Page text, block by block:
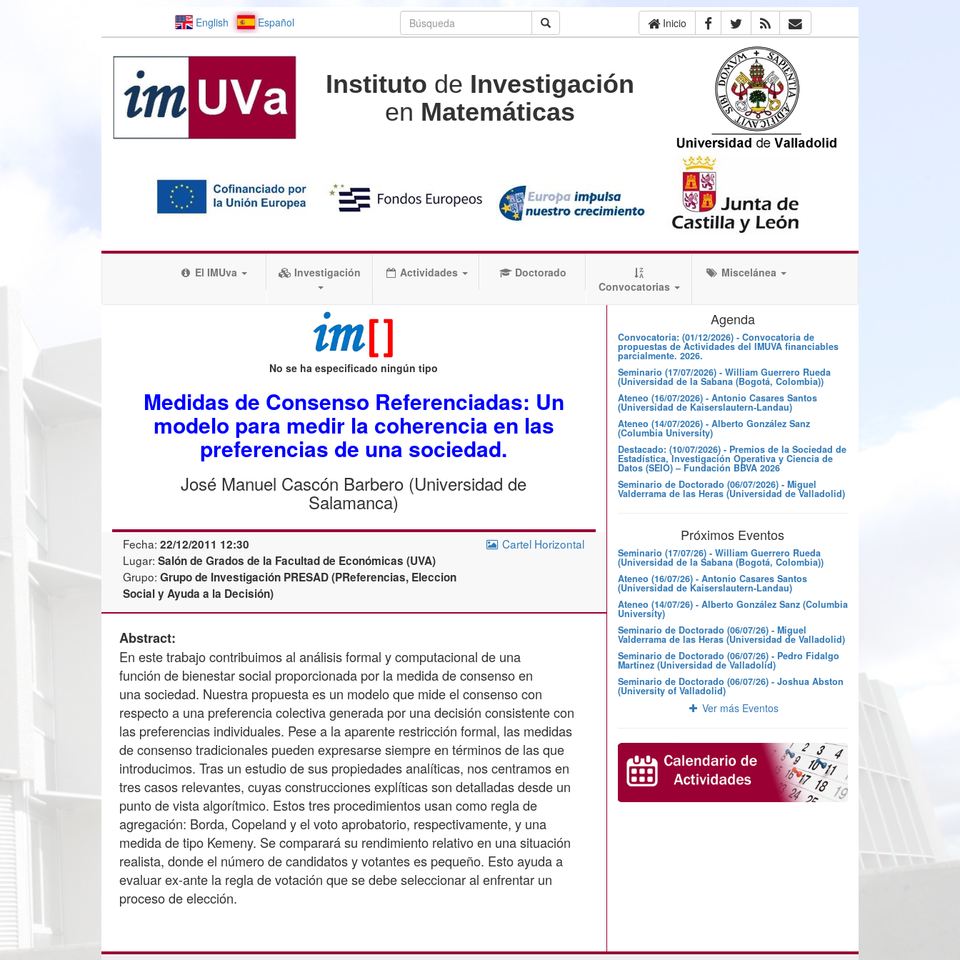
English Español Inicio
Instituto de Investigación
en Matemáticas
El IMUva Investigación Actividades
Doctorado
Convocatorias
Miscelánea
No se ha especificado ningún tipo
Medidas de Consenso Referenciadas: Un
modelo para medir la coherencia en las
preferencias de una sociedad.
José Manuel Cascón Barbero (Universidad de
Salamanca)
Fecha:22/12/2011 12:30
Lugar:Salón de Grados de la Facultad de Económicas (UVA)
Grupo:Grupo de Investigación PRESAD (PReferencias, Eleccion
Social y Ayuda a la Decisión)
Cartel Horizontal
Abstract:
En este trabajo contribuimos al análisis formal y computacional de una
función de bienestar social proporcionada por la medida de consenso en
una sociedad. Nuestra propuesta es un modelo que mide el consenso con
respecto a una preferencia colectiva generada por una decisión consistente con
las preferencias individuales. Pese a la aparente restricción formal, las medidas
de consenso tradicionales pueden expresarse siempre en términos de las que
introducimos. Tras un estudio de sus propiedades analíticas, nos centramos en
tres casos relevantes, cuyas construcciones explíticas son detalladas desde un
punto de vista algorítmico. Estos tres procedimientos usan como regla de
agregación: Borda, Copeland y el voto aprobatorio, respectivamente, y una
medida de tipo Kemeny. Se comparará su rendimiento relativo en una situación
realista, donde el número de candidatos y votantes es pequeño. Esto ayuda a
evaluar ex-ante la regla de votación que se debe seleccionar al enfrentar un
Agenda
Convocatoria: (01/12/2026) - Convocatoria de
propuestas de Actividades del IMUVA financiables
parcialmente. 2026.
Seminario (17/07/2026) - William Guerrero Rueda
(Universidad de la Sabana (Bogotá, Colombia))
Ateneo (16/07/2026) - Antonio Casares Santos
(Universidad de Kaiserslautern-Landau)
Ateneo (14/07/2026) - Alberto González Sanz
(Columbia University)
Destacado: (10/07/2026) - Premios de la Sociedad de
Estadística, Investigación Operativa y Ciencia de
Datos (SEIO) – Fundación BBVA 2026
Seminario de Doctorado (06/07/2026) - Miguel
Valderrama de las Heras (Universidad de Valladolid)
Próximos Eventos
Seminario (17/07/26) - William Guerrero Rueda
(Universidad de la Sabana (Bogotá, Colombia))
Ateneo (16/07/26) - Antonio Casares Santos
(Universidad de Kaiserslautern-Landau)
Ateneo (14/07/26) - Alberto González Sanz (Columbia
University)
Seminario de Doctorado (06/07/26) - Miguel
Valderrama de las Heras (Universidad de Valladolid)
Seminario de Doctorado (06/07/26) - Pedro Fidalgo
Martínez (Universidad de Valladolid)
Seminario de Doctorado (06/07/26) - Joshua Abston
(University of Valladolid)
Ver más Eventos